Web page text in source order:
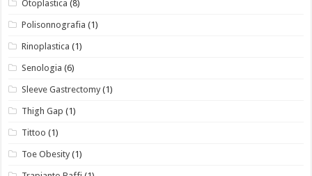
Otoplastica (8)
Polisonnografia (1)
Rinoplastica (1)
Senologia (6)
Sleeve Gastrectomy (1)
Thigh Gap (1)
Tittoo (1)
Toe Obesity (1)